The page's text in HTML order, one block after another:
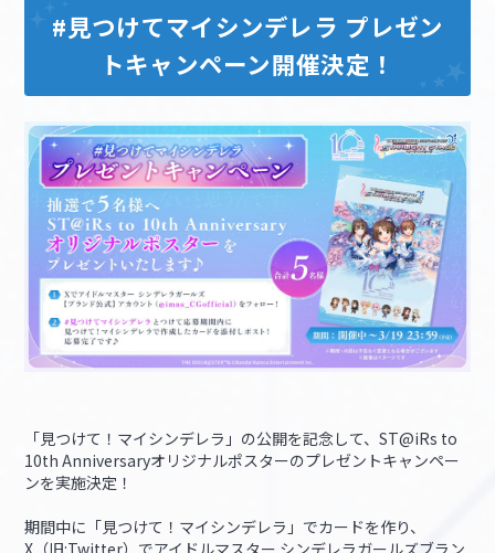
#見つけてマイシンデレラ プレゼン
トキャンペーン開催決定！
「見つけて！マイシンデレラ」の公開を記念して、ST@iRs to
10th Anniversaryオリジナルポスターのプレゼントキャンペー
ンを実施決定！
期間中に「見つけて！マイシンデレラ」でカードを作り、
X（旧:Twitter）でアイドルマスター シンデレラガールズブラン